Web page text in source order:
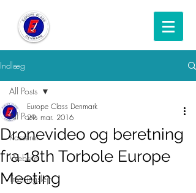
Indlæg
All Posts
Kasserer
Website
Træningslejr
All Posts
Dronevideo og beretning
fra 18th Torbole Europe
Meeting
Europe Class Denmark
29. mar. 2016